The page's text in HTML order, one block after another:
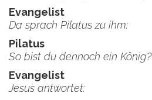
Evangelist
Da sprach Pilatus zu ihm:
Pilatus
So bist du dennoch ein König?
Evangelist
Jesus antwortet: